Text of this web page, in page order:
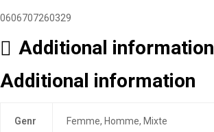
0606707260329
Additional information
Additional information
Genr
Femme, Homme, Mixte